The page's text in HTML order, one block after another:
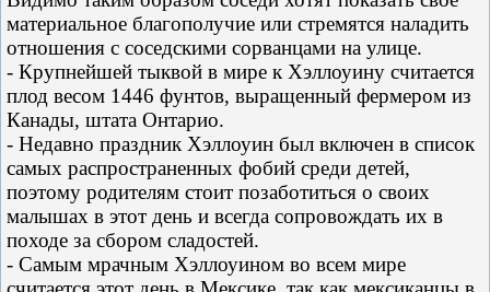
материальное благополучие или стремятся наладить
отношения с соседскими сорванцами на улице.
- Крупнейшей тыквой в мире к Хэллоуину считается
плод весом 1446 фунтов, выращенный фермером из
Канады, штата Онтарио.
- Недавно праздник Хэллоуин был включен в список
самых распространенных фобий среди детей,
поэтому родителям стоит позаботиться о своих
малышах в этот день и всегда сопровождать их в
походе за сбором сладостей.
- Самым мрачным Хэллоуином во всем мире